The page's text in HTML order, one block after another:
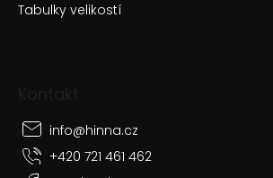
Tabulky velikostí
info@hinna.cz
+420 721 461 462